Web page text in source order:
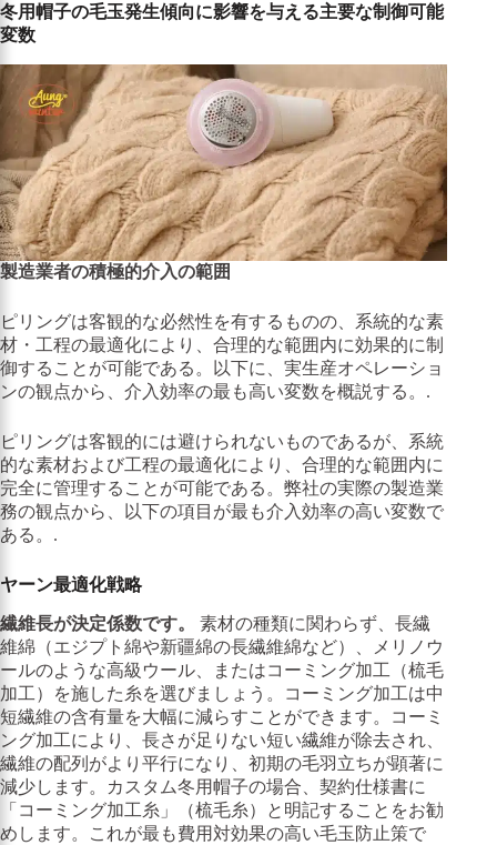
冬用帽子の毛玉発生傾向に影響を与える主要な制御可能
変数
製造業者の積極的介入の範囲
ピリングは客観的な必然性を有するものの、系統的な素
材・工程の最適化により、合理的な範囲内に効果的に制
御することが可能である。以下に、実生産オペレーショ
ンの観点から、介入効率の最も高い変数を概説する。.
ピリングは客観的には避けられないものであるが、系統
的な素材および工程の最適化により、合理的な範囲内に
完全に管理することが可能である。弊社の実際の製造業
務の観点から、以下の項目が最も介入効率の高い変数で
ある。.
ヤーン最適化戦略
繊維長が決定係数です。
素材の種類に関わらず、長繊
維綿（エジプト綿や新疆綿の長繊維綿など）、メリノウ
ールのような高級ウール、またはコーミング加工（梳毛
加工）を施した糸を選びましょう。コーミング加工は中
短繊維の含有量を大幅に減らすことができます。コーミ
ング加工により、長さが足りない短い繊維が除去され、
繊維の配列がより平行になり、初期の毛羽立ちが顕著に
減少します。カスタム冬用帽子の場合、契約仕様書に
「コーミング加工糸」（梳毛糸）と明記することをお勧
めします。これが最も費用対効果の高い毛玉防止策で